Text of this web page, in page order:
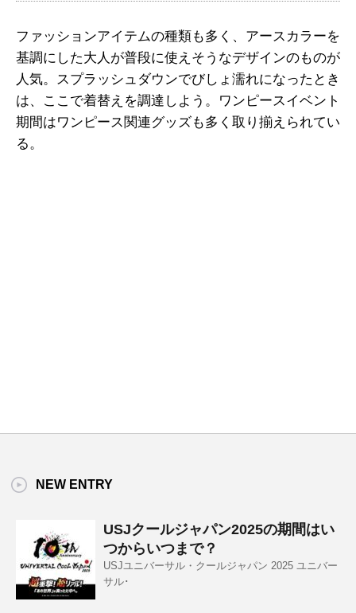
ファッションアイテムの種類も多く、アースカラーを
基調にした大人が普段に使えそうなデザインのものが
人気。スプラッシュダウンでびしょ濡れになったとき
は、ここで着替えを調達しよう。ワンピースイベント
期間はワンピース関連グッズも多く取り揃えられてい
る。
NEW ENTRY
USJクールジャパン2025の期間はい
つからいつまで？
USJユニバーサル・クールジャパン 2025 ユニバー
サル･